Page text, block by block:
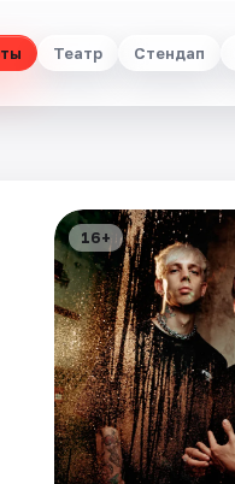
Театр Стендап
16+